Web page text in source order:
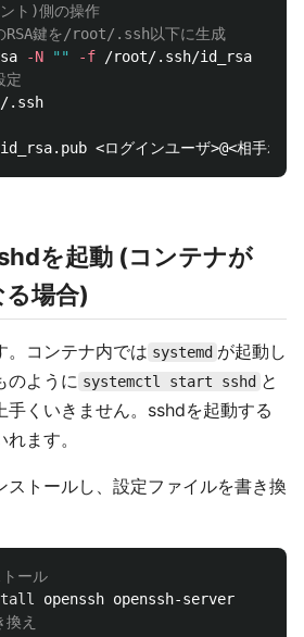
ト)側の操作
RSA鍵を/root/.ssh以下に生成
-N "" -f
定
を起動 (コンテナが
場合)
。コンテナ内では systemd が起動し
のように systemctl start sshd と
手くいきません。sshdを起動する
ます。
ストールし、設定ファイルを書き換
ール
え